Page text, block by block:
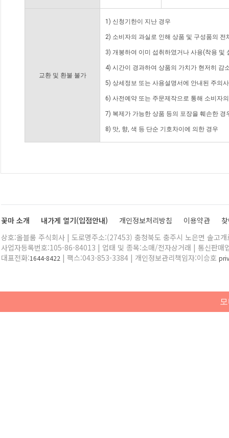
교환 및 환불 불가
1) 신청기한이 지난 경우
2) 소비자의 과실로 인해 상품 및 구성품의
3) 개봉하여 이미 섭취하였거나 사용(착용 및
4) 시간이 경과하여 상품의 가치가 현저히 감
5) 상세정보 또는 사용설명서에 안내된 주의
6) 사전예약 또는 주문제작으로 통해 소비자
7) 복제가 가능한 상품 등의 포장을 훼손한 경
8) 맛, 향, 색 등 단순 기호차이에 의한 경우
꽃마 소개 내가게 열기(입점안내) 개인정보처리방침 이용약관
상호:올블룸 주식회사 | 도로명주소:(27453) 충청북도 충주시 노은면 솔고
사업자등록번호:105-86-84013 | 업태 및 종목:소매/전자상거래 | 통신판매
대표전화:1644-8422 | 팩스:043-853-3384 | 개인정보관리책임자:이승호